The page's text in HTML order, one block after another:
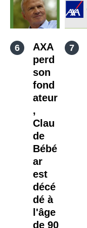
AXA
perd
son
fond
ateur
,
Clau
de
Bébé
ar
est
décé
dé à
l'âge
de 90